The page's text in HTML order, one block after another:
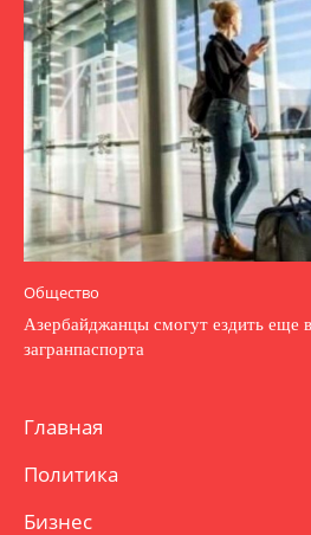
Общество
Азербайджанцы смогут ездить еще
загранпаспорта
Главная
Политика
Бизнес